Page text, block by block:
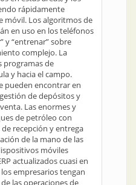
rápidamente
móvil. Los algoritmos de
en uso en los teléfonos
y “entrenar” sobre
complejo. La
programas de
y hacia el campo.
pueden encontrar en
de depósitos y
Las enormes y
de petróleo con
recepción y entrega
de la mano de las
móviles
actualizados cuasi en
empresarios tengan
las operaciones de